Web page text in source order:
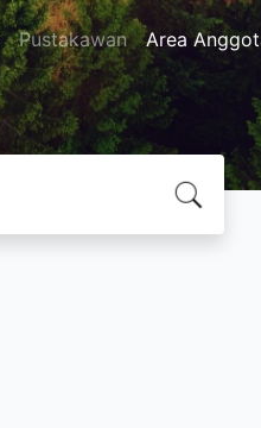
Pustakawan Area